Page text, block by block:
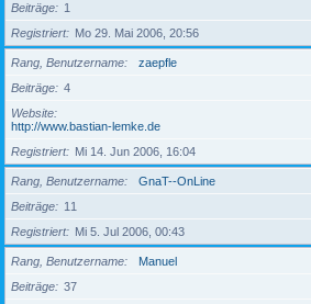
Beiträge
1
Registriert
Mo 29. Mai 2006, 20:56
Rang, Benutzername
zaepfle
Beiträge
4
Website
http://www.bastian-lemke.de
Registriert
Mi 14. Jun 2006, 16:04
Rang, Benutzername
GnaT--OnLine
Beiträge
11
Registriert
Mi 5. Jul 2006, 00:43
Rang, Benutzername
Manuel
Beiträge
37